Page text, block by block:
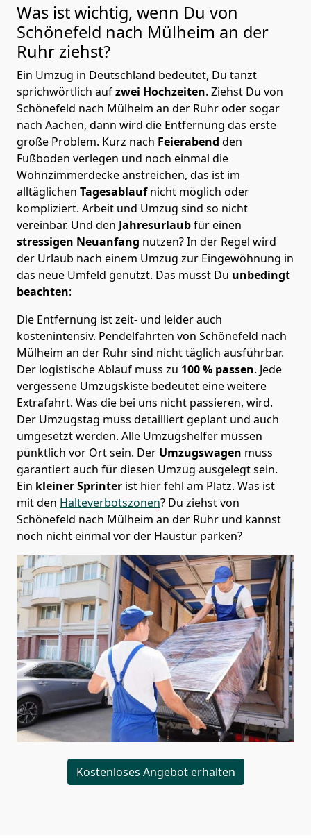
Was ist wichtig, wenn Du von
Schönefeld nach Mülheim an der
Ruhr ziehst?
Ein Umzug in Deutschland bedeutet, Du tanzt
sprichwörtlich aufzwei Hochzeiten. Ziehst Du von
Schönefeld nach Mülheim an der Ruhr oder sogar
nach Aachen, dann wird die Entfernung das erste
große Problem. Kurz nach Feierabend den
Fußboden verlegen und noch einmal die
Wohnzimmerdecke anstreichen, das ist im
alltäglichen Tagesablaufnicht möglich oder
kompliziert. Arbeit und Umzug sind so nicht
vereinbar. Und den Jahresurlaubfür einen
stressigen Neuanfang nutzen? In der Regel wird
der Urlaub nach einem Umzug zur Eingewöhnung in
das neue Umfeld genutzt. Das musst Du unbedingt
beachten:
Die Entfernung ist zeit- und leider auch
kostenintensiv. Pendelfahrten von Schönefeld nach
Mülheim an der Ruhr sind nicht täglich ausführbar.
Der logistische Ablauf muss zu 100 % passen. Jede
vergessene Umzugskiste bedeutet eine weitere
Extrafahrt. Was die bei uns nicht passieren, wird.
Der Umzugstag muss detailliert geplant und auch
umgesetzt werden. Alle Umzugshelfer müssen
pünktlich vor Ort sein. Der Umzugswagen muss
garantiert auch für diesen Umzug ausgelegt sein.
Ein kleiner Sprinter ist hier fehl am Platz. Was ist
mit den Halteverbotszonen? Du ziehst von
Schönefeld nach Mülheim an der Ruhr und kannst
noch nicht einmal vor der Haustür parken?
Kostenloses Angebot erhalten